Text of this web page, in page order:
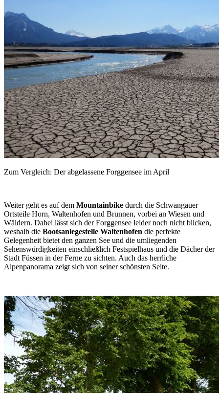
Zum Vergleich: Der abgelassene Forggensee im April
Weiter geht es auf dem Mountainbike durch die Schwangauer
Ortsteile Horn, Waltenhofen und Brunnen, vorbei an Wiesen und
Wäldern. Dabei lässt sich der Forggensee leider noch nicht blicken,
weshalb die Bootsanlegestelle Waltenhofen die perfekte
Gelegenheit bietet den ganzen See und die umliegenden
Sehenswürdigkeiten einschließlich Festspielhaus und die Dächer der
Stadt Füssen in der Ferne zu sichten. Auch das herrliche
Alpenpanorama zeigt sich von seiner schönsten Seite.